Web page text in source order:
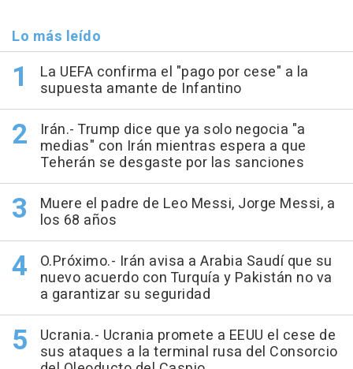
Lo más leído
La UEFA confirma el "pago por cese" a la
supuesta amante de Infantino
Irán.- Trump dice que ya solo negocia "a
medias" con Irán mientras espera a que
Teherán se desgaste por las sanciones
Muere el padre de Leo Messi, Jorge Messi, a
los 68 años
O.Próximo.- Irán avisa a Arabia Saudí que su
nuevo acuerdo con Turquía y Pakistán no va
a garantizar su seguridad
Ucrania.- Ucrania promete a EEUU el cese de
sus ataques a la terminal rusa del Consorcio